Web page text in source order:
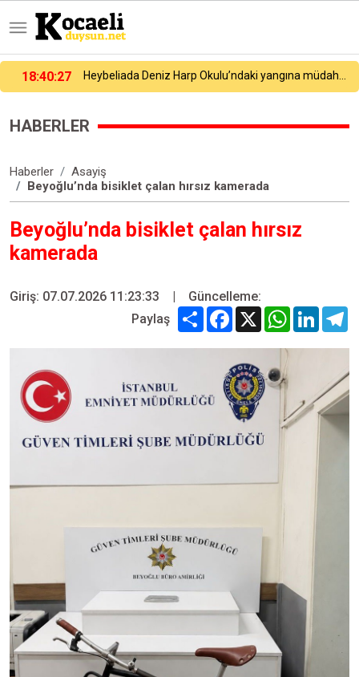
18:02:29
HABERLER
Haberler
Asayiş
Beyoğlu’nda bisiklet çalan hırsız kamerada
Beyoğlu’nda bisiklet çalan hırsız
kamerada
Giriş: 07.07.2026 11:23:33 |
Güncelleme:
Paylaş
Share Facebook
X WhatsApp